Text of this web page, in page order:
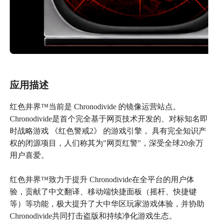
应用描述
红色井界™当前是 Chronodivide 的镜像运营站点。
Chronodivide是首个完全基于网页技术开发的、对标知名即
时战略游戏 《红色警戒2》 的游戏引擎， 具有完全知识产
权的闭源项目，人们称其为"网页红警"，深受全球20余万
用户喜爱。
红色井界™致力于提升 Chronodivide在全平台的用户体
验，贡献了中文翻译、移动端快捷面板（摇杆、快捷键
等）等功能，极大提升了大中华区玩家游戏体验，并协助
Chronodivide共同打击盗版和持续净化游戏生态。